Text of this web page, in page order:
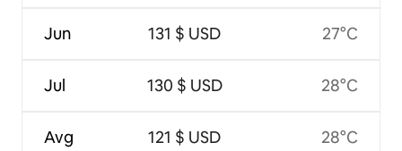
Jun
Jul
Avg
131 $ USD
130 $ USD
121 $ USD
27°C
28°C
28°C